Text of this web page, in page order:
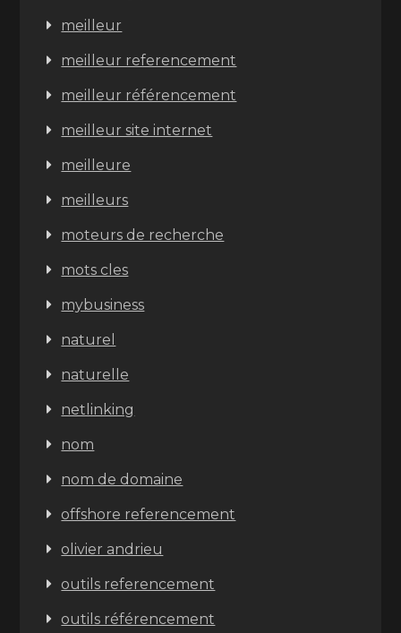
meilleur
meilleur referencement
meilleur référencement
meilleur site internet
meilleure
meilleurs
moteurs de recherche
mots cles
mybusiness
naturel
naturelle
netlinking
nom
nom de domaine
offshore referencement
olivier andrieu
outils referencement
outils référencement